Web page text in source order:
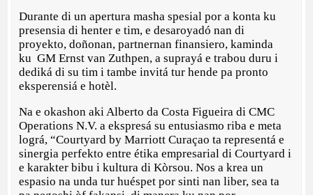
Durante di un apertura masha spesial por a konta ku
presensia di henter e tim, e desaroyadó nan di
proyekto, doñonan, partnernan finansiero, kaminda
ku GM Ernst van Zuthpen, a suprayá e trabou duru i
dediká di su tim i tambe invitá tur hende pa pronto
eksperensiá e hotèl.
Na e okashon aki Alberto da Costa Figueira di CMC
Operations N.V. a ekspresá su entusiasmo riba e meta
lográ, “Courtyard by Marriott Curaçao ta representá e
sinergia perfekto entre étika empresarial di Courtyard i
e karakter bibu i kultura di Kòrsou. Nos a krea un
espasio na unda tur huéspet por sinti nan liber, sea ta